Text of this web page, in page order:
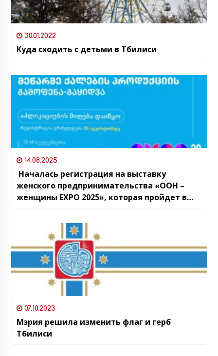
30.01.2022
Куда сходить с детьми в Тбилиси
14.08.2025
Началась регистрация на выставку
женского предпринимательства «ООН –
женщины EXPO 2025», которая пройдет в
07.10.2023
Мэрия решила изменить флаг и герб
Тбилиси